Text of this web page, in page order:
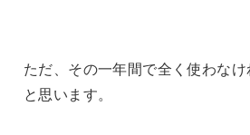
ただ、その一年間で全く使わな
と思います。